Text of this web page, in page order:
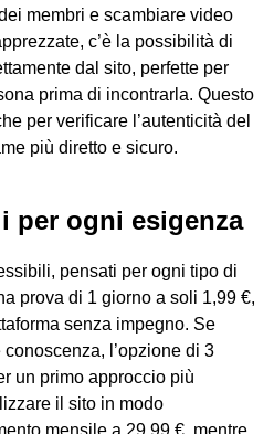
membri e scambiare video
c’è la possibilità di
dal sito, perfette per
prima di incontrarla. Questo
per verificare l’autenticità del
più diretto e sicuro.
per ogni esigenza
pensati per ogni tipo di
prova di 1 giorno a soli 1,99 €,
senza impegno. Se
l’opzione di 3
un primo approccio più
il sito in modo